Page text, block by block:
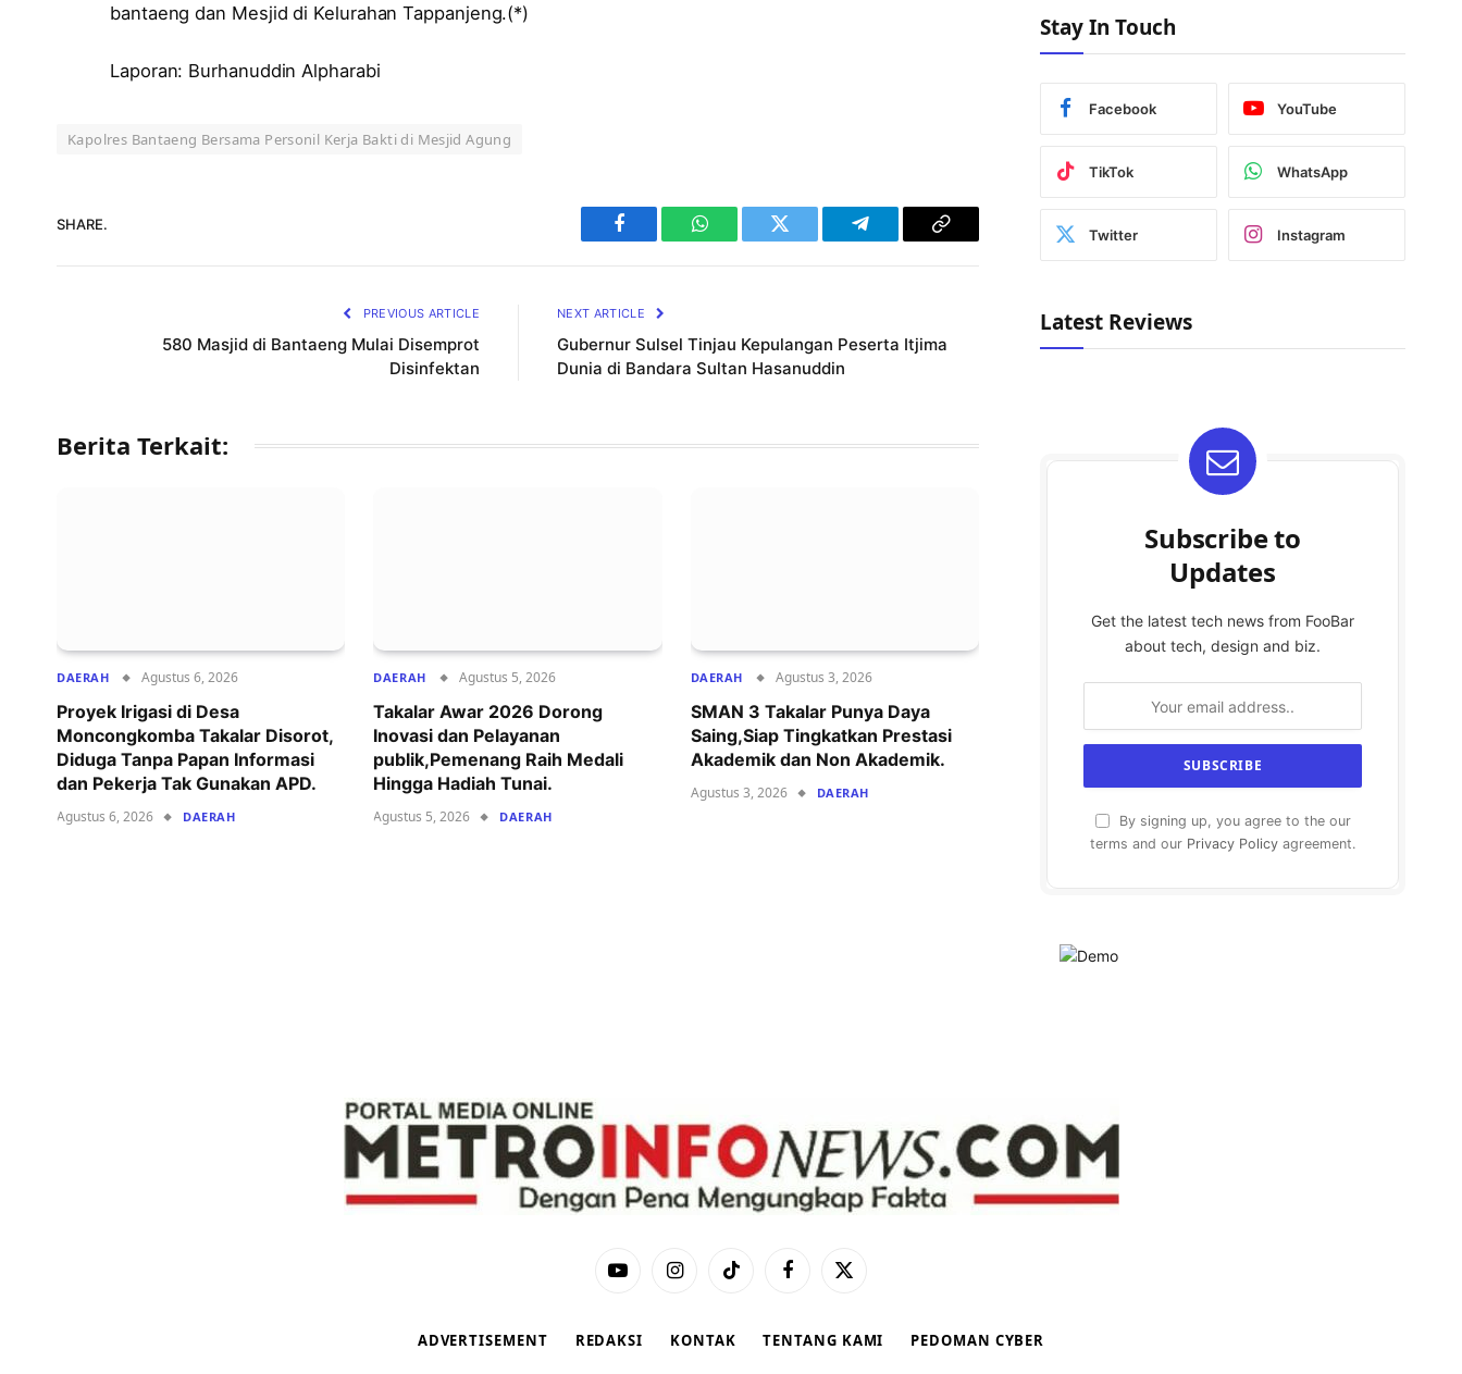
bantaeng dan Mesjid di Kelurahan Tappanjeng.(*)
Laporan: Burhanuddin Alpharabi
Kapolres Bantaeng Bersama Personil Kerja Bakti di Mesjid Agung
SHARE.
Facebook WhatsAppTwitter Telegram Copy
PREVIOUS ARTICLE
580 Masjid di Bantaeng Mulai Disemprot
Disinfektan
NEXT ARTICLE
Gubernur Sulsel Tinjau Kepulangan Peserta Itjima
Dunia di Bandara Sultan Hasanuddin
Berita Terkait:
DAERAH Agustus 6, 2026
Proyek Irigasi di Desa
Moncongkomba Takalar Disorot,
Diduga Tanpa Papan Informasi
dan Pekerja Tak Gunakan APD.
Agustus 6, 2026 DAERAH
DAERAH Agustus 5, 2026
Takalar Awar 2026 Dorong
Inovasi dan Pelayanan
publik,Pemenang Raih Medali
Hingga Hadiah Tunai.
Agustus 5, 2026 DAERAH
DAERAH Agustus 3, 2026
SMAN 3 Takalar Punya Daya
Saing,Siap Tingkatkan Prestasi
Akademik dan Non Akademik.
Agustus 3, 2026 DAERAH
Stay In Touch
Facebook YouTube
TikTok WhatsApp
Twitter Instagram
Latest Reviews
Subscribe to
Updates
Get the latest tech news from FooBar
about tech, design and biz.
By signing up, you agree to the our
terms and our Privacy Policy agreement.
YouTubeInstagramTikTok Facebook
X
ADVERTISEMENT REDAKSI KONTAK TENTANG KAMI PEDOMAN CYBER